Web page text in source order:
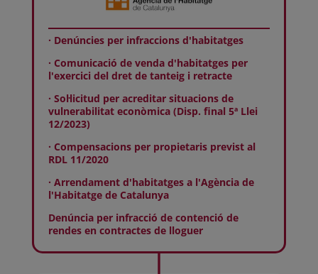
· Denúncies per infraccions d'habitatges
· Comunicació de venda d'habitatges per
l'exercici del dret de tanteig i retracte
· Sol·licitud per acreditar situacions de
vulnerabilitat econòmica (Disp. final 5ª Llei
12/2023)
· Compensacions per propietaris previst al
RDL 11/2020
· Arrendament d'habitatges a l'Agència de
l'Habitatge de Catalunya
Denúncia per infracció de contenció de
rendes en contractes de lloguer